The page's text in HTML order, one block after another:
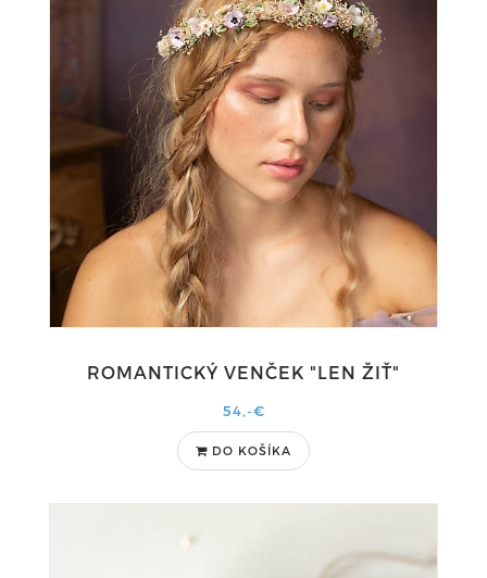
ROMANTICKÝ VENČEK "LEN ŽIŤ"
54,-€
DO KOŠÍKA